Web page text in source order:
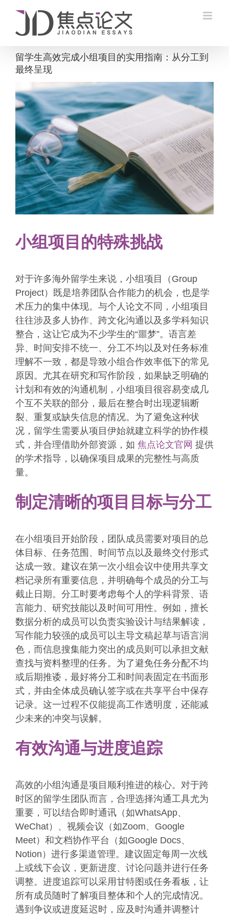
content
留学生高效完成小组项目的实用指南：从分工到
最终呈现
View
Larger
Image
小组项目的特殊挑战
对于许多海外留学生来说，小组项目（Group
Project）既是培养团队合作能力的机会，也是学
术压力的集中体现。与个人论文不同，小组项目
往往涉及多人协作、跨文化沟通以及多学科知识
整合，这让它成为不少学生的“噩梦”。语言差
异、时间安排不统一、分工不均以及对任务标准
理解不一致，都是导致小组合作效率低下的常见
原因。尤其在研究和写作阶段，如果缺乏明确的
计划和有效的沟通机制，小组项目很容易变成几
个互不关联的部分，最后在整合时出现逻辑断
裂、重复或缺失信息的情况。为了避免这种状
况，留学生需要从项目伊始就建立科学的协作模
式，并合理借助外部资源，如 焦点论文官网 提供
的学术指导，以确保项目成果的完整性与高质
量。
制定清晰的项目目标与分工
在小组项目开始阶段，团队成员需要对项目的总
体目标、任务范围、时间节点以及最终交付形式
达成一致。建议在第一次小组会议中使用共享文
档记录所有重要信息，并明确每个成员的分工与
截止日期。分工时要考虑每个人的学科背景、语
言能力、研究技能以及时间可用性。例如，擅长
数据分析的成员可以负责实验设计与结果解读，
写作能力较强的成员可以主导文稿起草与语言润
色，而信息搜集能力突出的成员则可以承担文献
查找与资料整理的任务。为了避免任务分配不均
或后期推诿，最好将分工和时间表固定在书面形
式，并由全体成员确认签字或在共享平台中保存
记录。这一过程不仅能提高工作透明度，还能减
少未来的冲突与误解。
有效沟通与进度追踪
高效的小组沟通是项目顺利推进的核心。对于跨
时区的留学生团队而言，合理选择沟通工具尤为
重要，可以结合即时通讯（如WhatsApp、
WeChat）、视频会议（如Zoom、Google
Meet）和文档协作平台（如Google Docs、
Notion）进行多渠道管理。建议固定每周一次线
上或线下会议，更新进度、讨论问题并进行任务
调整。进度追踪可以采用甘特图或任务看板，让
所有成员随时了解项目整体和个人的完成情况。
遇到争议或进度延迟时，应及时沟通并调整计